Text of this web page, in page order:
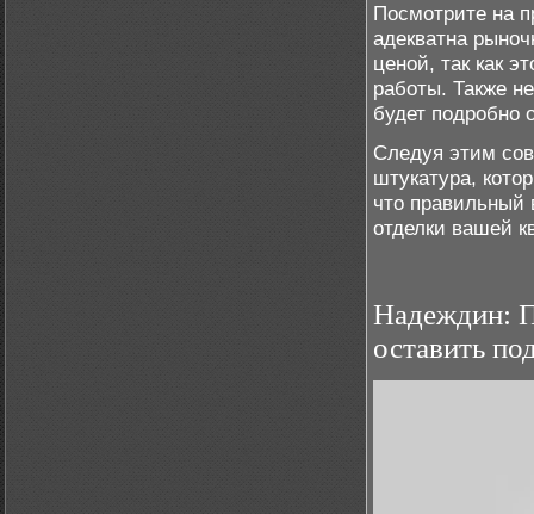
Посмотрите на
адекватна
ценой, так как
работы. Также
будет подробно
Следуя этим
штукатура,
что правильный
отделки вашей
Надеждин:
оставить